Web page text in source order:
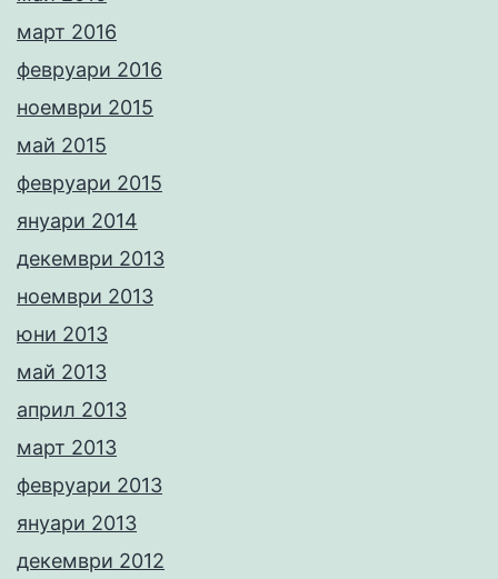
март 2016
февруари 2016
ноември 2015
май 2015
февруари 2015
януари 2014
декември 2013
ноември 2013
юни 2013
май 2013
април 2013
март 2013
февруари 2013
януари 2013
декември 2012